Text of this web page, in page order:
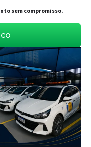
sem compromisso.